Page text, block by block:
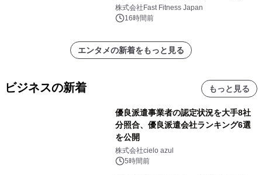
中無休のフィットネスジム＞
株式会社Fast Fitness Japan
16時間前
エンタメの新着をもっと見る
ビジネスの新着 もっと見る
優良派遣事業者の認定状況を大手8社
分照合、優良派遣会社ランキング6選
を公開
株式会社cielo azul
5時間前